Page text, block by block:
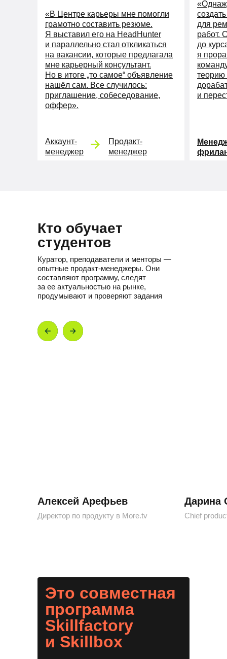
«В Центре карьеры мне помогли
грамотно составить резюме.
Я выставил его на HeadHunter
и параллельно стал откликаться
на вакансии, которые предлагала
мне карьерный консультант.
Но в итоге „то самое“ объявление
нашёл сам. Все случилось:
приглашение, собеседование,
оффер».
Аккаунт-
менеджер
Продакт-
менеджер
для
работ.
до
я
теорию
и
Кто обучает
студентов
Куратор, преподаватели и менторы —
опытные продакт-менеджеры. Они
составляют программу, следят
за ее актуальностью на рынке,
продумывают и проверяют задания
Алексей Арефьев
Директор по продукту в More.tv
Дарина
Chief
Это совместная
программа
Skillfactory
и Skillbox